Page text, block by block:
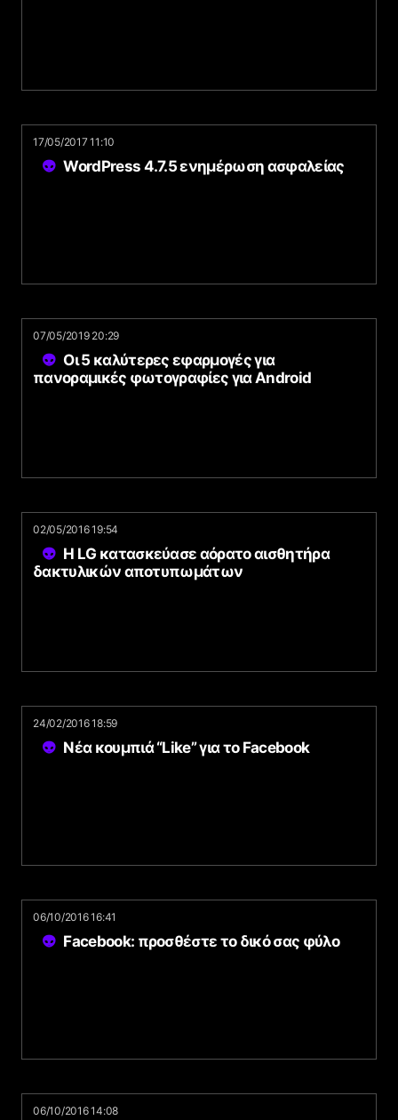
17/05/2017 11:10
WordPress 4.7.5 ενημέρωση ασφαλείας
07/05/2019 20:29
Οι 5 καλύτερες εφαρμογές για
πανοραμικές φωτογραφίες για Android
02/05/2016 19:54
Η LG κατασκεύασε αόρατο αισθητήρα
δακτυλικών αποτυπωμάτων
24/02/2016 18:59
Νέα κουμπιά “Like” για το Facebook
06/10/2016 16:41
Facebook: προσθέστε το δικό σας φύλο
06/10/2016 14:08